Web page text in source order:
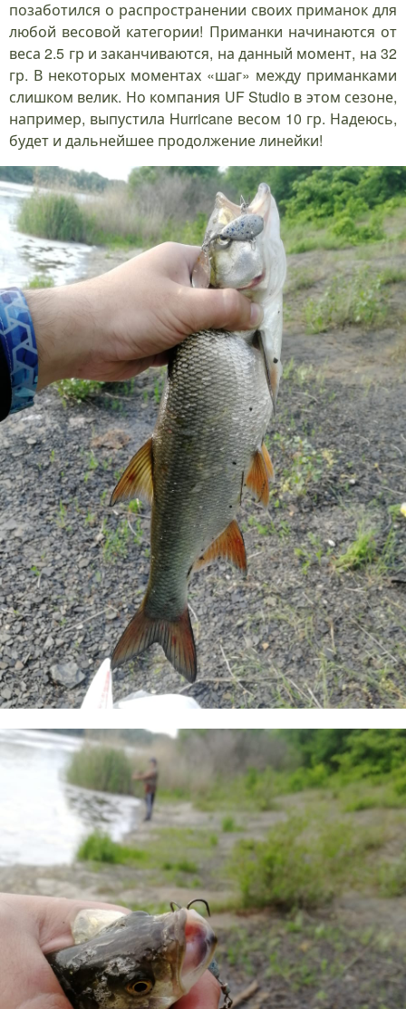
позаботился о распространении своих приманок для
любой весовой категории! Приманки начинаются от
веса 2.5 гр и заканчиваются, на данный момент, на 32
гр. В некоторых моментах «шаг» между приманками
слишком велик. Но компания UF Studio в этом сезоне,
например, выпустила Hurricane весом 10 гр. Надеюсь,
будет и дальнейшее продолжение линейки!